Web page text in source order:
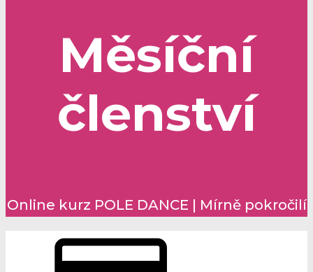
Měsíční
členství
Online kurz POLE DANCE | Mírně pokročilí